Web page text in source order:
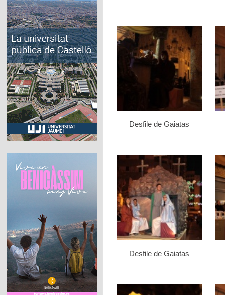
Desfile de Gaiatas
Desfile de Gaiatas